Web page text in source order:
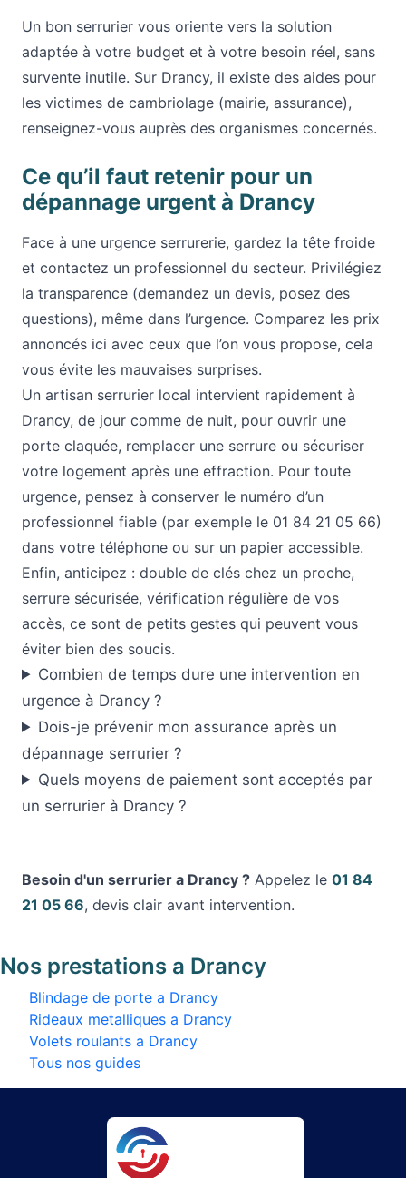
Un bon serrurier vous oriente vers la solution
adaptée à votre budget et à votre besoin réel, sans
survente inutile. Sur Drancy, il existe des aides pour
les victimes de cambriolage (mairie, assurance),
renseignez-vous auprès des organismes concernés.
Ce qu’il faut retenir pour un
dépannage urgent à Drancy
Face à une urgence serrurerie, gardez la tête froide
et contactez un professionnel du secteur. Privilégiez
la transparence (demandez un devis, posez des
questions), même dans l’urgence. Comparez les prix
annoncés ici avec ceux que l’on vous propose, cela
vous évite les mauvaises surprises.
Un artisan serrurier local intervient rapidement à
Drancy, de jour comme de nuit, pour ouvrir une
porte claquée, remplacer une serrure ou sécuriser
votre logement après une effraction. Pour toute
urgence, pensez à conserver le numéro d’un
professionnel fiable (par exemple le 01 84 21 05 66)
dans votre téléphone ou sur un papier accessible.
Enfin, anticipez : double de clés chez un proche,
serrure sécurisée, vérification régulière de vos
accès, ce sont de petits gestes qui peuvent vous
éviter bien des soucis.
Combien de temps dure une intervention en
urgence à Drancy ?
Dois-je prévenir mon assurance après un
dépannage serrurier ?
Quels moyens de paiement sont acceptés par
un serrurier à Drancy ?
Besoin d'un serrurier a Drancy ? Appelez le 01 84
21 05 66, devis clair avant intervention.
Nos prestations a Drancy
Blindage de porte a Drancy
Rideaux metalliques a Drancy
Volets roulants a Drancy
Tous nos guides